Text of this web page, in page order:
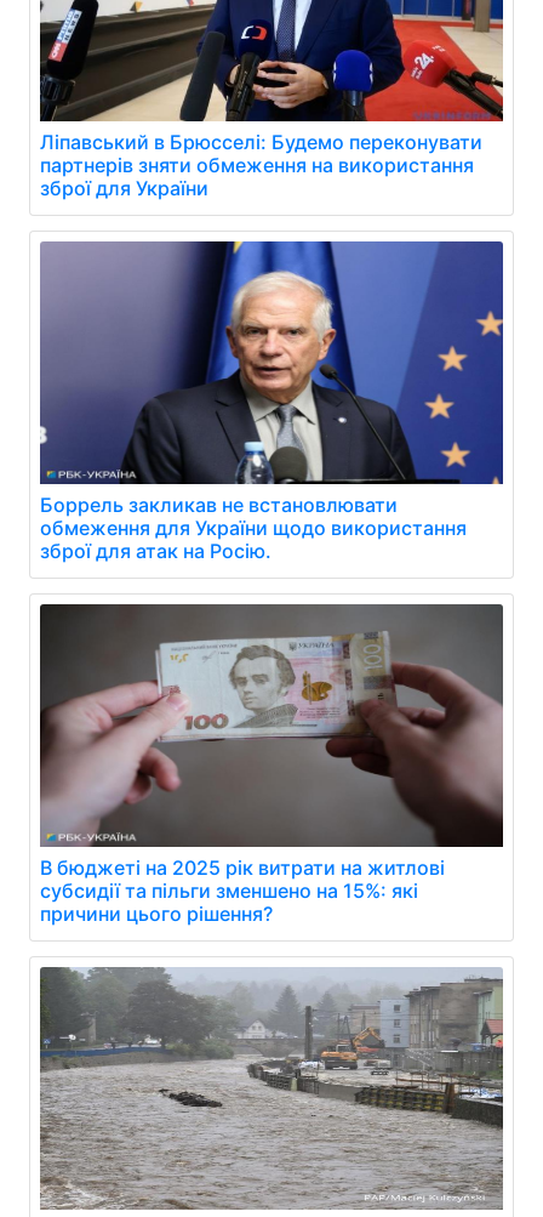
Ліпавський в Брюсселі: Будемо переконувати
партнерів зняти обмеження на використання
зброї для України
Боррель закликав не встановлювати
обмеження для України щодо використання
зброї для атак на Росію.
В бюджеті на 2025 рік витрати на житлові
субсидії та пільги зменшено на 15%: які
причини цього рішення?